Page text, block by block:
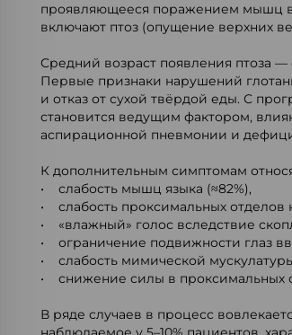
проявляющееся поражением мышц
включают птоз (опущение верхних
Средний возраст появления птоза
Первые признаки нарушений
и отказ от сухой твёрдой еды. С
становится ведущим фактором,
аспирационной пневмонии и
К дополнительным симптомам
• слабость мышц языка (≈82%),
• слабость проксимальных отделов
• «влажный» голос вследствие
• ограничение подвижности глаз
• слабость мимической
• снижение силы в проксимальных
В ряде случаев в процесс